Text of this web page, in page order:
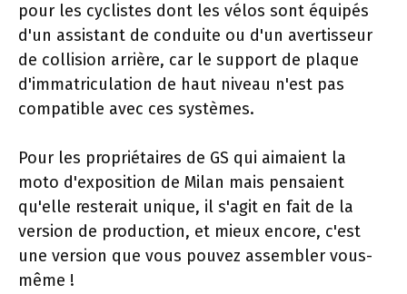
pour les cyclistes dont les vélos sont équipés
d'un assistant de conduite ou d'un avertisseur
de collision arrière, car le support de plaque
d'immatriculation de haut niveau n'est pas
compatible avec ces systèmes.
Pour les propriétaires de GS qui aimaient la
moto d'exposition de Milan mais pensaient
qu'elle resterait unique, il s'agit en fait de la
version de production, et mieux encore, c'est
une version que vous pouvez assembler vous-
même !